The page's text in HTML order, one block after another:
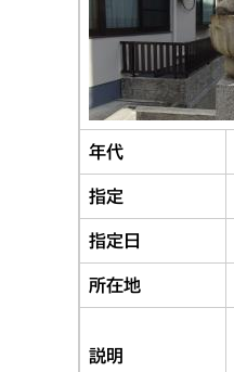
年代
指定
指定日
所在地
説明